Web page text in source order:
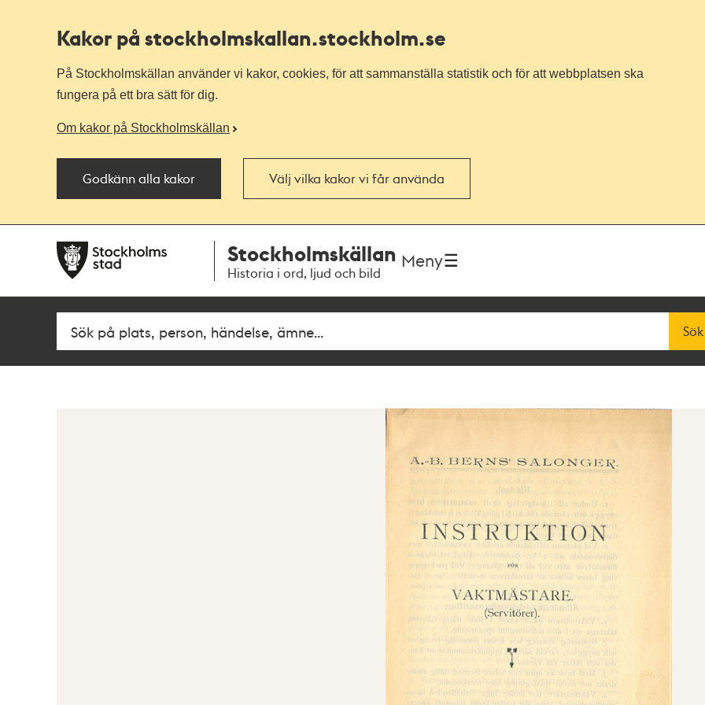
Kakor på stockholmskallan.stockholm.se
På Stockholmskällan använder vi kakor, cookies, för att sammanställa statistik och för att webbplatsen ska
fungera på ett bra sätt för dig.
Om kakor på Stockholmskällan
Godkänn alla kakor Välj vilka kakor vi får använda
navigationen
huvudinnehållet
Stockholmskällan
Historia i ord, ljud och bild
Meny
Fritextsök Sök